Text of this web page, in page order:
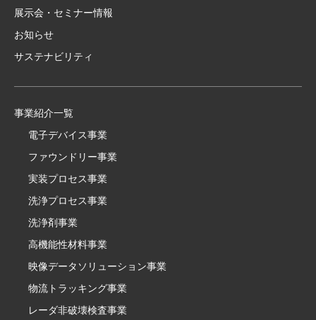
展示会・セミナー情報
お知らせ
サステナビリティ
事業紹介一覧
電子デバイス事業
ファウンドリー事業
実装プロセス事業
洗浄プロセス事業
洗浄剤事業
高機能性材料事業
映像データソリューション事業
物流トラッキング事業
レーダ非破壊検査事業